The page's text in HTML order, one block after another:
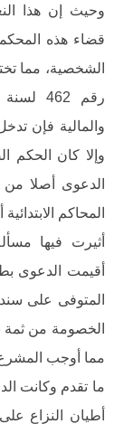
وحيث إن هذا
قضاء هذه
الشخصية، مما
والمالية فإن
وإلا كان الحكم
الدعوى أصلا من
المحاكم
أثيرت فيها
أقيمت الدعوى
المتوفى على سند
الخصومة من ثمة
مما أوجب المشرع
ما تقدم وكانت
أطيان النزاع